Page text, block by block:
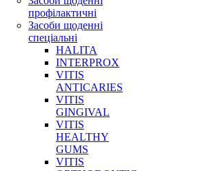
профілактичні
Засоби щоденні
спеціальні
HALITA
INTERPROX
VITIS
ANTICARIES
VITIS
GINGIVAL
VITIS
HEALTHY
GUMS
VITIS